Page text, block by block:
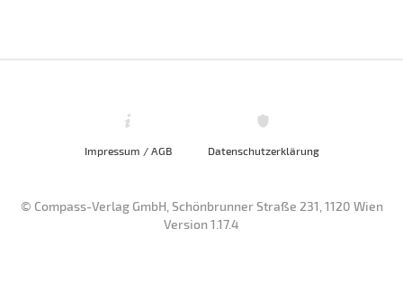
Impressum / AGB Datenschutzerklärung
© Compass-Verlag GmbH, Schönbrunner Straße 231, 1120 Wien
Version 1.17.4